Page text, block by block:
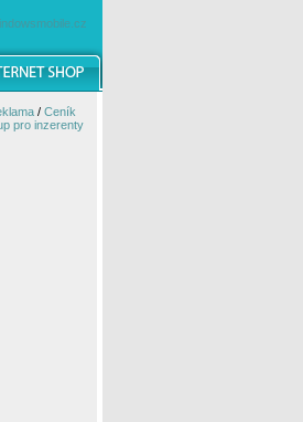
/ Ceník
pro inzerenty